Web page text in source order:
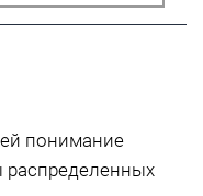
понимание
распределенных